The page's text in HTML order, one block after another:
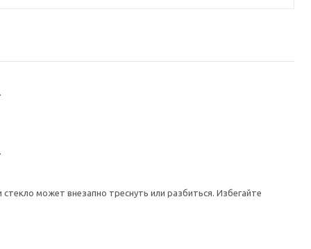
может внезапно треснуть или разбиться. Избегайте